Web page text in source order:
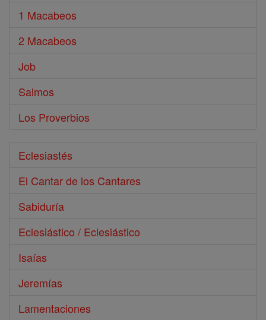
1 Macabeos
2 Macabeos
Job
Salmos
Los Proverbios
Eclesiastés
El Cantar de los Cantares
Sabiduría
Eclesiástico / Eclesiástico
Isaías
Jeremías
Lamentaciones